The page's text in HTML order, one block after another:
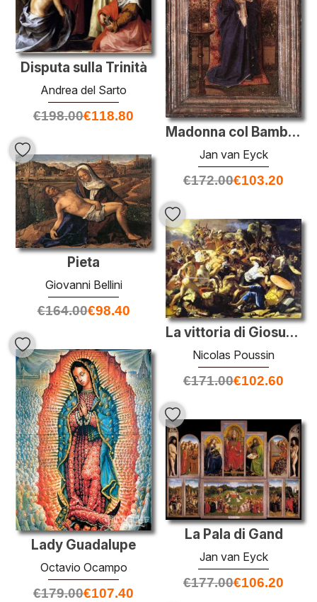
Disputa sulla Trinità
Andrea del Sarto
€198.00€118.80
Madonna col Bambino alla fontana
Jan van Eyck
€172.00€103.20
Pieta
Giovanni Bellini
€164.00€98.40
La vittoria di Giosuè su Amorrei
Nicolas Poussin
€171.00€102.60
Lady Guadalupe
Octavio Ocampo
€179.00€107.40
La Pala di Gand
Jan van Eyck
€177.00€106.20